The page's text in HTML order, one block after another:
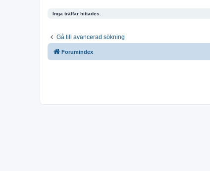
Inga träffar hittades.
Gå till avancerad sökning
Forumindex